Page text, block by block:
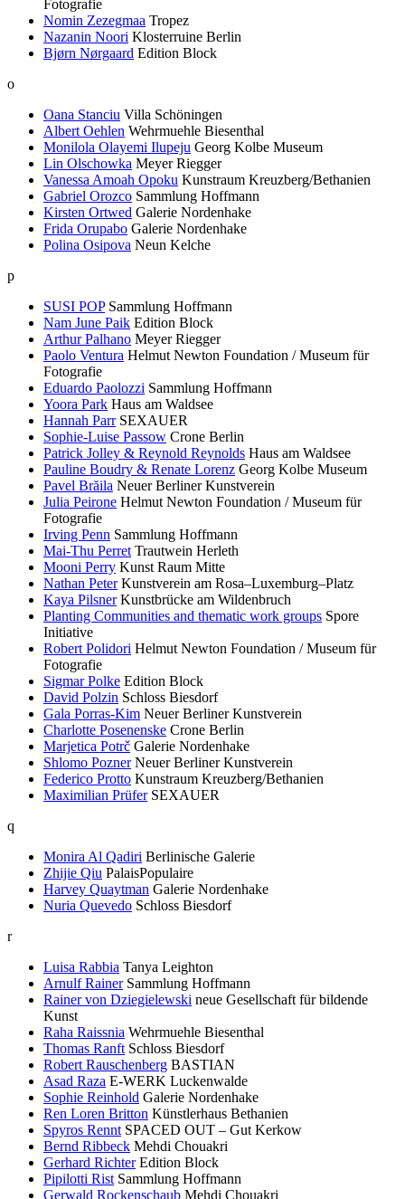
Fotografie
Nomin Zezegmaa Tropez
Nazanin Noori Klosterruine Berlin
Bjørn Nørgaard Edition Block
o
Oana Stanciu Villa Schöningen
Albert Oehlen Wehrmuehle Biesenthal
Monilola Olayemi Ilupeju Georg Kolbe Museum
Lin Olschowka Meyer Riegger
Vanessa Amoah Opoku Kunstraum Kreuzberg/Bethanien
Gabriel Orozco Sammlung Hoffmann
Kirsten Ortwed Galerie Nordenhake
Frida Orupabo Galerie Nordenhake
Polina Osipova Neun Kelche
p
SUSI POP Sammlung Hoffmann
Nam June Paik Edition Block
Arthur Palhano Meyer Riegger
Paolo Ventura Helmut Newton Foundation / Museum für
Fotografie
Eduardo Paolozzi Sammlung Hoffmann
Yoora Park Haus am Waldsee
Hannah Parr SEXAUER
Sophie-Luise Passow Crone Berlin
Patrick Jolley & Reynold Reynolds Haus am Waldsee
Pauline Boudry & Renate Lorenz Georg Kolbe Museum
Pavel Brăila Neuer Berliner Kunstverein
Julia Peirone Helmut Newton Foundation / Museum für
Fotografie
Irving Penn Sammlung Hoffmann
Mai-Thu Perret Trautwein Herleth
Mooni Perry Kunst Raum Mitte
Nathan Peter Kunstverein am Rosa–Luxemburg–Platz
Kaya Pilsner Kunstbrücke am Wildenbruch
Planting Communities and thematic work groups Spore
Initiative
Robert Polidori Helmut Newton Foundation / Museum für
Fotografie
Sigmar Polke Edition Block
David Polzin Schloss Biesdorf
Gala Porras-Kim Neuer Berliner Kunstverein
Charlotte Posenenske Crone Berlin
Marjetica Potrč Galerie Nordenhake
Shlomo Pozner Neuer Berliner Kunstverein
Federico Protto Kunstraum Kreuzberg/Bethanien
Maximilian Prüfer SEXAUER
q
Monira Al Qadiri Berlinische Galerie
Zhijie Qiu PalaisPopulaire
Harvey Quaytman Galerie Nordenhake
Nuria Quevedo Schloss Biesdorf
r
Luisa Rabbia Tanya Leighton
Arnulf Rainer Sammlung Hoffmann
Rainer von Dziegielewski neue Gesellschaft für bildende
Kunst
Raha Raissnia Wehrmuehle Biesenthal
Thomas Ranft Schloss Biesdorf
Robert Rauschenberg BASTIAN
Asad Raza E-WERK Luckenwalde
Sophie Reinhold Galerie Nordenhake
Ren Loren Britton Künstlerhaus Bethanien
Spyros Rennt SPACED OUT – Gut Kerkow
Bernd Ribbeck Mehdi Chouakri
Gerhard Richter Edition Block
Pipilotti Rist Sammlung Hoffmann
Gerwald Rockenschaub Mehdi Chouakri